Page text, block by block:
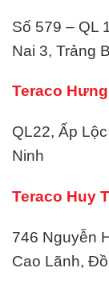
Số 579 – QL
Nai 3, Trảng
Teraco
QL22, Ấp
Ninh
Teraco Huy
746 Nguyễn
Cao Lãnh,